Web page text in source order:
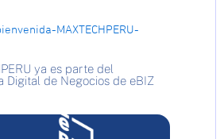
ya es parte del
Digital de Negocios de eBIZ